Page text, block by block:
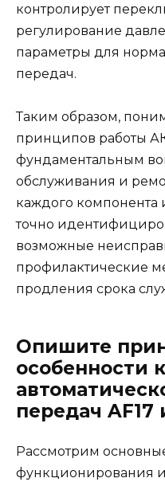
контролирует
регулирование
параметры для
передач.
Таким образом,
принципов работы
фундаментальным
обслуживания и
каждого компонента
точно
возможные
профилактические
продления срока
Опишите
особенности
передач AF17
Рассмотрим
функционирования и